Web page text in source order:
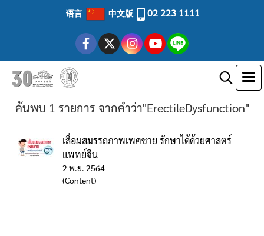
语言 中文版 02 223 1111
ค้นพบ 1 รายการ จากคำว่า"ErectileDysfunction"
เสื่อมสมรรถภาพเพศชาย รักษาได้ด้วยศาสตร์
แพทย์จีน
2 พ.ย. 2564
(Content)